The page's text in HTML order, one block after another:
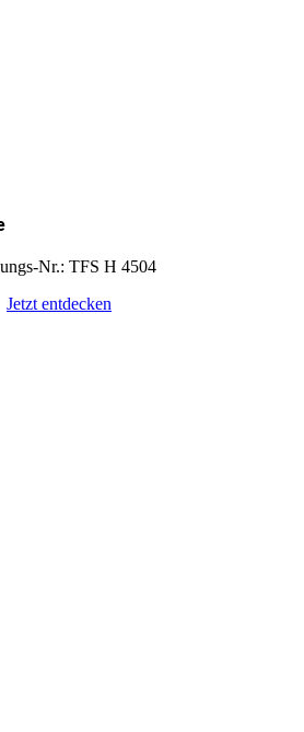
Nr.: TFS H 4504
Jetzt entdecken